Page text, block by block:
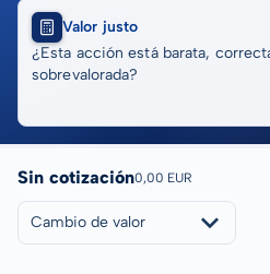
Valor justo
¿Esta acción está barata,
sobrevalorada?
Sin cotización0,00 EUR
Cambio de valor